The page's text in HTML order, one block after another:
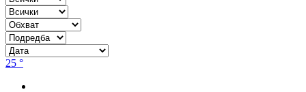
25 °